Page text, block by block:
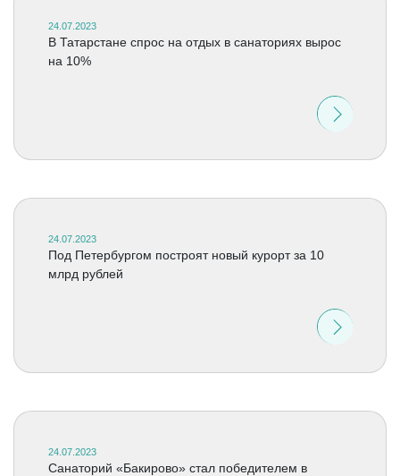
24.07.2023
В Татарстане спрос на отдых в санаториях вырос
на 10%
24.07.2023
Под Петербургом построят новый курорт за 10
млрд рублей
24.07.2023
Санаторий «Бакирово» стал победителем в